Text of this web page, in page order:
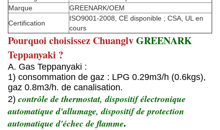
Marque
GREENARK/OEM
Certification
ISO9001-2008, CE disponible ; CSA, UL en
cours
Pourquoi choisissez ChuanglvGREENARK
Teppanyaki ?
A. Gas Teppanyaki :
1) consommation de gaz : LPG 0.29m3/h (0.6kgs),
gaz 0.8m3/h. de canalisation.
2) contrôle de thermostat, dispositif électronique
automatique d'allumage, dispositif de protection
automatique d'échec de flamme.